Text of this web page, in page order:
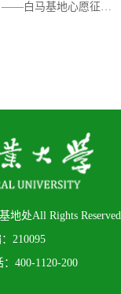
下一条：“政绩观落地见实效 你的心愿我来办” ——白马基地心愿征集活动开始啦
地处All Rights Reserved
210095
400-1120-200